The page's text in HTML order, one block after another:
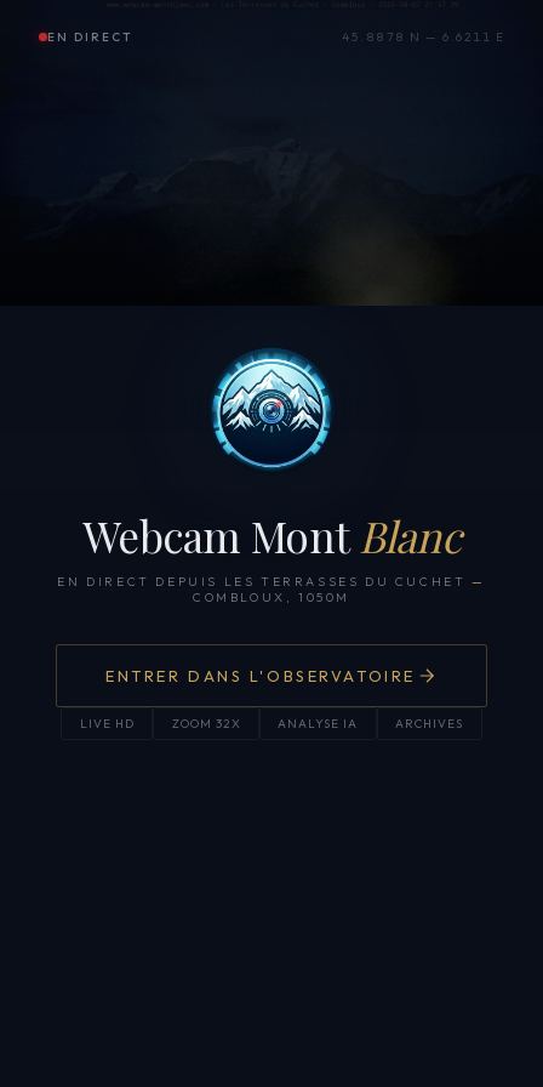
EN DIRECT 45.8878 N — 6.6211 E
Webcam Mont Blanc
EN DIRECT DEPUIS LES TERRASSES DU CUCHET —
COMBLOUX, 1050M
ENTRER DANS L'OBSERVATOIRE
LIVE HD ZOOM 32X ANALYSE IA ARCHIVES